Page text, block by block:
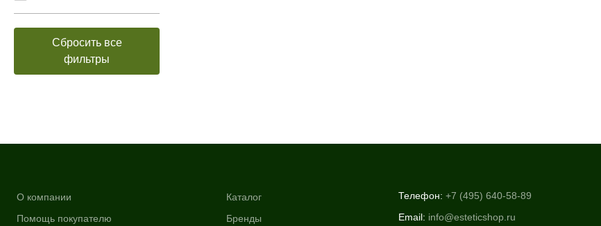
Сбросить все
фильтры
О компании
Помощь покупателю
Каталог
Бренды
Телефон: +7 (495) 640-58-89
Email: info@esteticshop.ru